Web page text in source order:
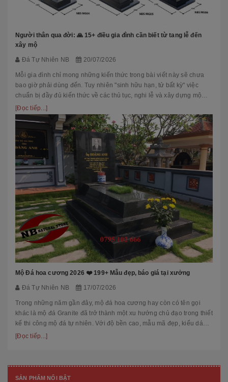
Người thân qua đời: 🙏 15+ điều gia đình cần biết từ tang lễ đến
xây mộ
Đá Tự Nhiên NB 20/07/2026
Mỗi gia đình chỉ mong những kiến thức trong bài viết này sẽ chưa
bao giờ phải dùng đến. Tuy nhiên "sinh hữu hạn, tử bất kỳ" việc
chuẩn bị đầy đủ kiến thức về các thủ tục, nghi lễ và xây dựng mộ
phầ...
[Đọc tiếp...]
Mộ Đá hoa cương 2026 ❤️ 199+ Mẫu đẹp, báo giá tại xưởng
Đá Tự Nhiên NB 17/07/2026
Trong những năm gần đây, mộ đá hoa cương hay còn có tên gọi
khác là mộ đá Granite đã trở thành một xu hướng chủ đạo trong thiết
kế thi công mộ đá tự nhiên. Với độ bền cao, mẫu mã đẹp, kiểu dáng
hiệ...
[Đọc tiếp...]
SẢN PHẨM NỔI BẬT